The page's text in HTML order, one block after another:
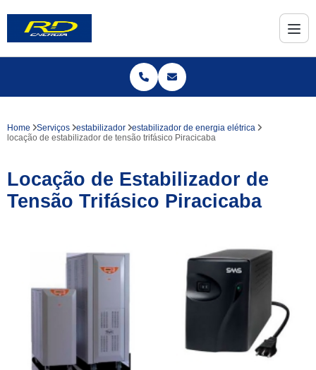
Home Serviços estabilizador
estabilizador de energia elétrica
locação de estabilizador de tensão trifásico Piracicaba
Locação de Estabilizador de
Tensão Trifásico Piracicaba